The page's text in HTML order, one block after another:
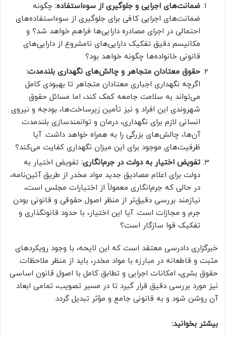
ضمانت‌های اجرایی و جلوگیری از سوءاستفاده: چگونه
ضمانت‌های اجرایی کافی برای جلوگیری از سوءاستفاده‌های
احتمالی در اجرای مصادره دارایی‌ها فراهم خواهد شد؟ و
مکانیسم دقیق تفکیک دارایی‌های نامشروع از دارایی‌های
قانونی خانواده‌ها چگونه خواهد بود؟
حقوق معتادان متجاهر و چالش‌های نگهداری بلندمدت:
اگرچه نگهداری اجباری معتادان متجاهر تا بهبودی کامل
می‌تواند به سلامت جامعه کمک کند، اما مسائل حقوق
شهروندی این افراد و نیز تأمین زیرساخت‌ها، بودجه و نیروی
انسانی لازم برای نگهداری، درمان و توانمندسازی بلندمدت
آن‌ها، چالش‌های بزرگی را به همراه خواهد داشت. آیا
ظرفیت‌های موجود برای این میزان نگهداری کفایت می‌کند؟
تفویض اختیار به دولت در جرم‌انگاری: تفویض اختیار به
دولت برای اعلام مصادیق جدید مواد مخدر از طریق آئین‌نامه،
در حالی که جرم‌انگاری معمولاً از اختیارات مجلس است،
نیازمند بررسی دقیق‌تر از منظر اصول حقوقی و قانونی بودن
جرم و مجازات است. آیا این اختیار، با حدود قانونگذاری و
تفکیک قوا سازگار است؟
خبرگزاری دادرسی معتقد است که این لایحه، با وجود رویکردهای
مثبت و قاطعانه در مبارزه با مواد مخدر، باید از منظر ملاحظات
حقوق بشری، امکانات اجرایی و تطابق کامل با اصول قانون اساسی
نیز مورد بررسی دقیق قرار گیرد تا در مسیر تصویب، تمامی ابعاد
آن روشن شود و به قانونی جامع و مؤثر تبدیل گردد.
بیشتر بخوانید: